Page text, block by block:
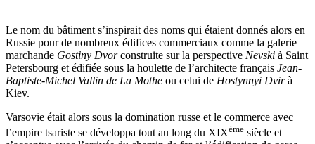
Le nom du bâtiment s’inspirait des noms qui étaient donnés alors en
Russie pour de nombreux édifices commerciaux comme la galerie
marchande Gostiny Dvorconstruite sur la perspective Nevski à Saint
Petersbourg et édifiée sous la houlette de l’architecte français Jean-
Baptiste-Michel Vallin de La Mothe ou celui de Hostynnyi Dvirà
Kiev.
Varsovie était alors sous la domination russe et le commerce avec
l’empire tsariste se développa tout au long du XIXème siècle et